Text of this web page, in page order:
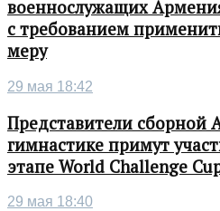
военнослужащих
с требованием
меру
29 мая 18:42
Представители сборной
гимнастике примут
этапе World Challenge
29 мая 18:40